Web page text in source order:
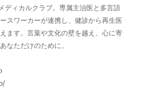
ディカルクラブ。専属主治医と多言語
スワーカーが連携し、健診から再生医
ます。言葉や文化の壁を越え、心に寄
なただけのために。